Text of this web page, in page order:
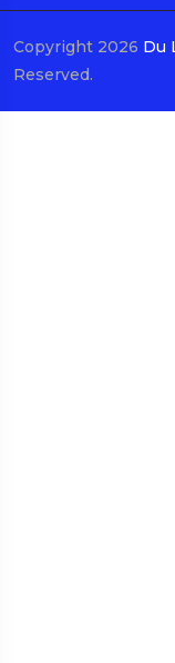
Copyright 2026 Du
Reserved.